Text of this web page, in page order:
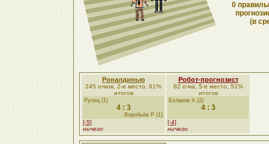
0
(в
Роналдинью
245 очков, 2-е место, 61%
итогов
Рупец (1)
4 : 3
Воробьёв Р (1)
[-5]
ничего
Робот-прогнозист
82 очка, 5-е место, 51%
итогов
Ехлаков А (2)
4 : 3
[-4]
ничего